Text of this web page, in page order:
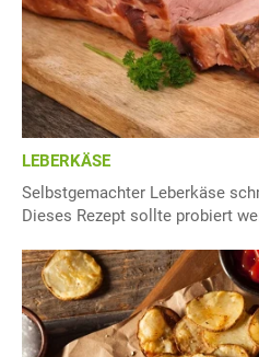
LEBERKÄSE
Selbstgemachter Leberkäse
Dieses Rezept sollte probiert